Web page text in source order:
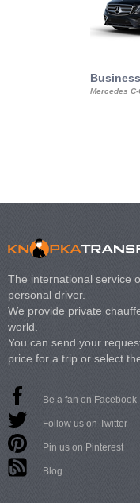
Mercedes
The international service
personal driver.
We provide private
world.
You can send your
price for a trip or select
Be a fan on Facebook
Follow us on Twitter
Pin us on Pinterest
Blog